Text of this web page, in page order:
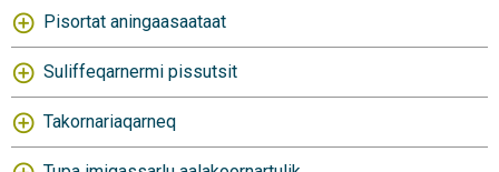
Pisortat aningaasaataat
Suliffeqarnermi pissutsit
Takornariaqarneq